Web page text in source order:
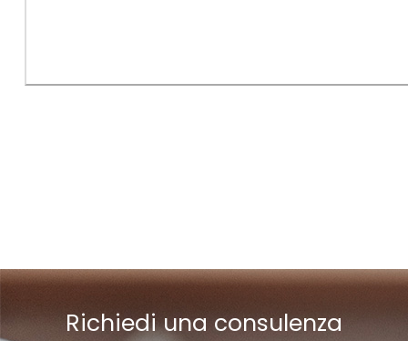
Richiedi una consulenza